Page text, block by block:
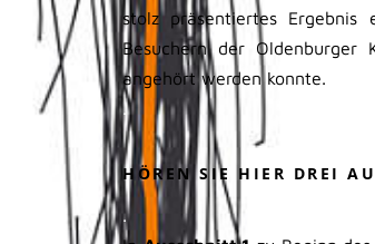
stolz präsentiertes
Besuchern der Oldenburger
angehört werden konnte.
.
HÖREN SIE HIER DREI
.